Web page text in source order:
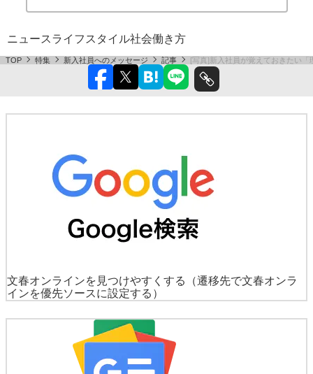
ニュースライフスタイル社会働き方
TOP 特集 新入社員へのメッセージ 記事 [写真]新入社員が覚えておきたい
文春オンラインを見つけやすくする
（遷移先で文春オンラ
インを優先ソースに設定する）